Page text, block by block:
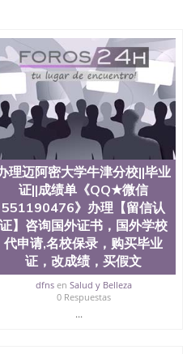
找毕业证封皮QQ微信
证QQ微信551190476泰国文凭
微信551190476外国文凭在中
国证明QQ微信551190476国外
外文凭质量QQ微信551190476
办国外文凭可找工作
格QQ微信551190476国外编号查
文凭QQ微信551190476网上购
国外资格证书办理QQ微信
圣何塞州立大学（San
，是加州历史悠久的大学之一
顷。它是一所位于加利福尼亚
，浓厚的多元化学术氛围，杰出
年有来自世界各地的成百上千的
机会和影响力的高等教育机构，
美国大学教学排名中表现优异。
公司甚至在学生大三和大四的学
立大学系统(CSU), 圣何塞州立大
Valley), 于附近的旧金山-圣
个硕士学科，并有来自世界60
理迈阿密大学牛津分校||毕业
证||成绩单《QQ★微信
551190476》办理【留信认
证】咨询国外证书，国外学校
代申请,名校保录，购买毕业
证，改成绩，买假文
dfnsen Salud y Belleza
0 Respuestas
...